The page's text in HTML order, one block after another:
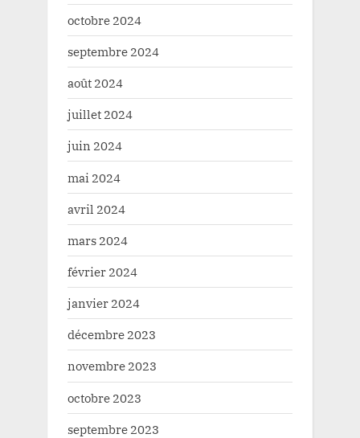
octobre 2024
septembre 2024
août 2024
juillet 2024
juin 2024
mai 2024
avril 2024
mars 2024
février 2024
janvier 2024
décembre 2023
novembre 2023
octobre 2023
septembre 2023